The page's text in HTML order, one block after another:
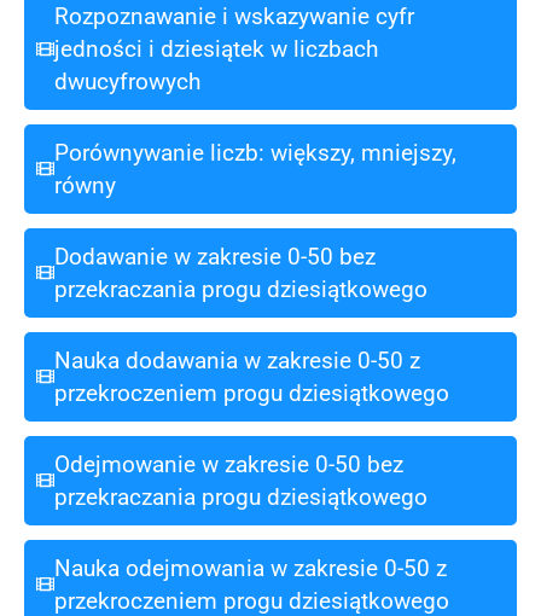
Rozpoznawanie i wskazywanie cyfr
jedności i dziesiątek w liczbach
dwucyfrowych
Porównywanie liczb: większy, mniejszy,
równy
Dodawanie w zakresie 0-50 bez
przekraczania progu dziesiątkowego
Nauka dodawania w zakresie 0-50 z
przekroczeniem progu dziesiątkowego
Odejmowanie w zakresie 0-50 bez
przekraczania progu dziesiątkowego
Nauka odejmowania w zakresie 0-50 z
przekroczeniem progu dziesiątkowego